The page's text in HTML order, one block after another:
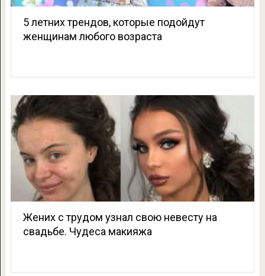
5 летних трендов, которые подойдут
женщинам любого возраста
Жених с трудом узнал свою невесту на
свадьбе. Чудеса макияжа